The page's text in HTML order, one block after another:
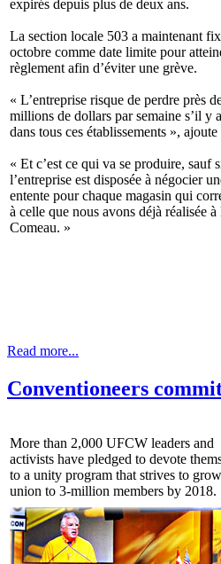
expirés depuis plus de deux ans.
La section locale 503 a maintenant
octobre comme date limite pour
règlement afin d’éviter une grève.
« L’entreprise risque de perdre près
millions de dollars par semaine s’il y
dans tous ces établissements »,
« Et c’est ce qui va se produire, sauf
l’entreprise est disposée à négocier
entente pour chaque magasin qui
à celle que nous avons déjà réalisée
Comeau. »
Read more...
Conventioneers
More than 2,000 UFCW leaders and
activists have pledged to devote
to a unity program that strives to
union to 3-million members by 2018.